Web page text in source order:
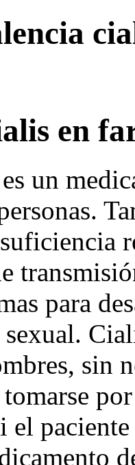
en
un
para
sin
el